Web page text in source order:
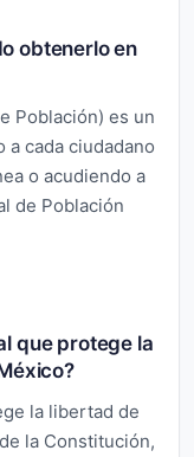
obtenerlo en
Población) es un
cada ciudadano
o acudiendo a
de Población
que protege la
la libertad de
la Constitución,